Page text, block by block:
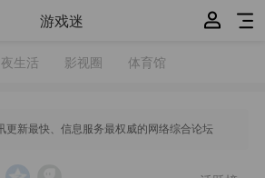
游戏迷
夜生活 影视圈 体育馆
更新最快、信息服务最权威的网络综合论坛